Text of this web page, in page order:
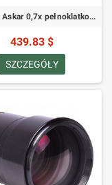
Reduktor Askar 0,7x pełnoklatkowy do Askar 107 PHQ / 130 PHQ
439.83 $
SZCZEGÓŁY